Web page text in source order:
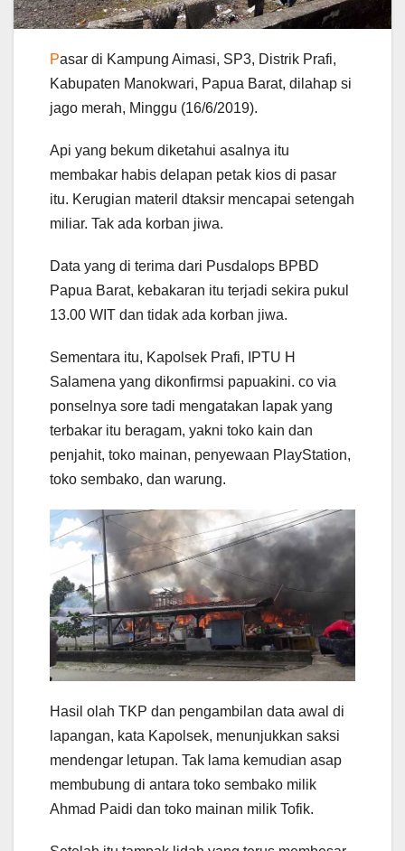
Pasar di Kampung Aimasi, SP3, Distrik Prafi,
Kabupaten Manokwari, Papua Barat, dilahap si
jago merah, Minggu (16/6/2019).
Api yang bekum diketahui asalnya itu
membakar habis delapan petak kios di pasar
itu. Kerugian materil dtaksir mencapai setengah
miliar. Tak ada korban jiwa.
Data yang di terima dari Pusdalops BPBD
Papua Barat, kebakaran itu terjadi sekira pukul
13.00 WIT dan tidak ada korban jiwa.
Sementara itu, Kapolsek Prafi, IPTU H
Salamena yang dikonfirmsi papuakini. co via
ponselnya sore tadi mengatakan lapak yang
terbakar itu beragam, yakni toko kain dan
penjahit, toko mainan, penyewaan PlayStation,
toko sembako, dan warung.
Hasil olah TKP dan pengambilan data awal di
lapangan, kata Kapolsek, menunjukkan saksi
mendengar letupan. Tak lama kemudian asap
membubung di antara toko sembako milik
Ahmad Paidi dan toko mainan milik Tofik.